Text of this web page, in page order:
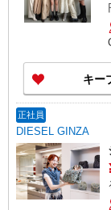
キー
正社員
DIESEL GINZA